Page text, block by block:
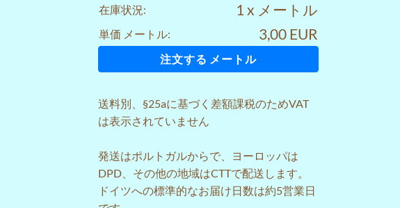
在庫状況: 1 x メートル
単価 メートル: 3,00 EUR
注文する メートル
送料別、§25aに基づく差額課税のためVAT
は表示されていません
発送はポルトガルからで、ヨーロッパは
DPD、その他の地域はCTTで配送します。
ドイツへの標準的なお届け日数は約5営業日